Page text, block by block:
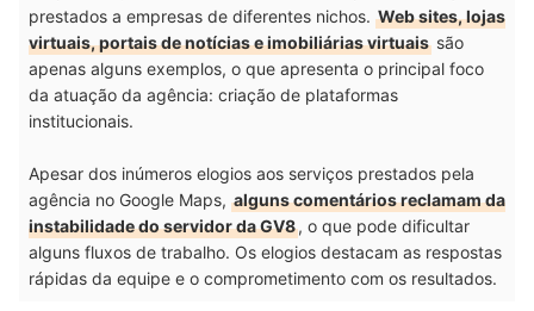
prestados a empresas de diferentes nichos. Web sites, lojas
virtuais, portais de notícias e imobiliárias virtuais são
apenas alguns exemplos, o que apresenta o principal foco
da atuação da agência: criação de plataformas
institucionais.
Apesar dos inúmeros elogios aos serviços prestados pela
agência no Google Maps, alguns comentários reclamam da
instabilidade do servidor da GV8, o que pode dificultar
alguns fluxos de trabalho. Os elogios destacam as respostas
rápidas da equipe e o comprometimento com os resultados.